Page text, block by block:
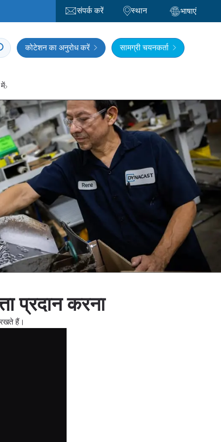
संपर्क करें स्थान भाषाएं
कोटेशन का अनुरोध करें सामग्री चयनकर्ता
प्रदान करना
हैं।